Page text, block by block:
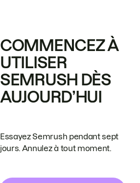
COMMENCEZ À
UTILISER
SEMRUSH DÈS
AUJOURD’HUI
Essayez Semrush pendant sept
jours. Annulez à tout moment.